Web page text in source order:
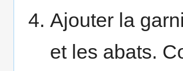
Ajouter la
et les abats.